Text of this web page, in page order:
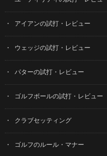
アイアンの試打・レビュー
ウェッジの試打・レビュー
パターの試打・レビュー
ゴルフボールの試打・レビュー
クラブセッティング
ゴルフのルール・マナー